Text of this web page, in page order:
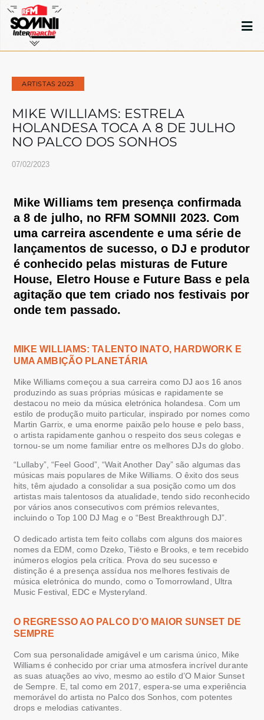
ARTISTAS 2023
MIKE WILLIAMS: ESTRELA
HOLANDESA TOCA A 8 DE JULHO
NO PALCO DOS SONHOS
07/02/2023
Mike Williams tem presença confirmada
a8 de julho, no RFM SOMNII 2023. Com
uma carreira ascendente e uma série de
lançamentos de sucesso,o DJ e produtor
é conhecido pelas misturas de Future
House, Eletro House e Future Bass e pela
agitação quetem criado nos festivais por
onde tem passado.
MIKE WILLIAMS: TALENTO INATO, HARDWORK E
UMA AMBIÇÃO PLANETÁRIA
Mike Williams começou a sua carreira como DJ aos 16 anos
produzindo as suas próprias músicas e rapidamente se
destacou no meio da música eletrónica holandesa. Com um
estilo de produção muito particular, inspirado por nomes como
Martin Garrix, e uma enorme paixão pelo house e pelo bass,
o artista rapidamente ganhou o respeito dos seus colegas e
tornou-se um nome familiar entre os melhores DJs do globo.
“Lullaby”, “Feel Good”, “Wait Another Day” são algumas das
músicas mais populares de Mike Williams. O êxito dos seus
hits, têm ajudado a consolidar a sua posição como um dos
artistas mais talentosos da atualidade, tendo sido reconhecido
por vários anos consecutivos com prémios relevantes,
incluindo o Top 100 DJ Mag e o “Best Breakthrough DJ”.
O dedicado artista tem feito collabs com alguns dos maiores
nomes da EDM, como Dzeko, Tiësto e Brooks, e tem recebido
inúmeros elogios pela crítica. Prova do seu sucesso e
distinção é a presença assídua nos melhores festivais de
música eletrónica do mundo, como o Tomorrowland, Ultra
Music Festival, EDC e Mysteryland.
O REGRESSO AO PALCO D’O MAIOR SUNSET DE
SEMPRE
Com sua personalidade amigável e umcarisma único, Mike
Williams é conhecido por criar uma atmosfera incrível durante
as suas atuações ao vivo , mesmo ao estilo d’O Maior Sunset
de Sempre . E , tal como em 2017, espera-se uma experiência
memorável do artista no Palco dos Sonhos, com potentes
drops e melodias cativantes.